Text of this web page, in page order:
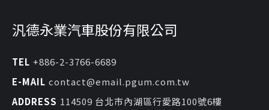
汎德永業汽車股份有限公司
TEL +886-2-3766-6689
E-MAIL contact@email.pgum.com.tw
ADDRESS 114509 台北市內湖區行愛路100號6樓